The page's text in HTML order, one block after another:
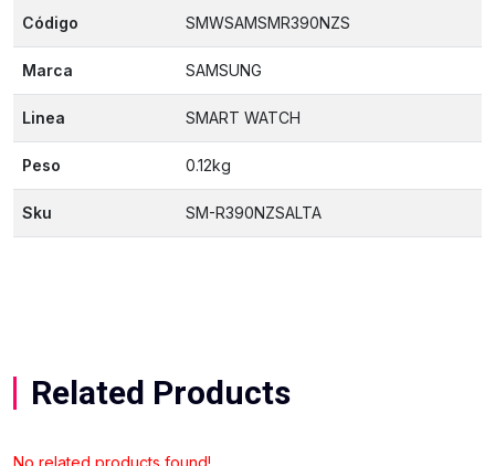
Código SMWSAMSMR390NZS
Marca SAMSUNG
Linea SMART WATCH
Peso 0.12kg
Sku SM-R390NZSALTA
Related Products
No related products found!